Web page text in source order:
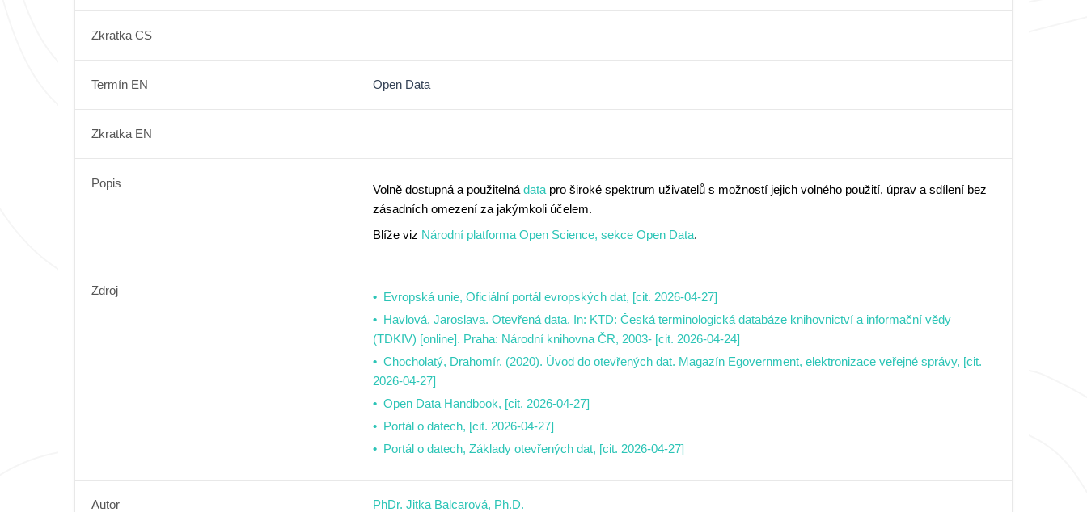
Zkratka CS
Termín EN Open Data
Zkratka EN
Popis Volně dostupná a použitelná data pro široké spektrum uživatelů s možností jejich volného použití, úprav a sdílení bez
zásadních omezení za jakýmkoli účelem.
Blíže viz Národní platforma Open Science, sekce Open Data.
Zdroj
Evropská unie, Oficiální portál evropských dat, [cit. 2026-04-27]
Havlová, Jaroslava. Otevřená data. In: KTD: Česká terminologická databáze knihovnictví a informační vědy
(TDKIV) [online]. Praha: Národní knihovna ČR, 2003- [cit. 2026-04-24]
Chocholatý, Drahomír. (2020). Úvod do otevřených dat. Magazín Egovernment, elektronizace veřejné správy, [cit.
2026-04-27]
Open Data Handbook, [cit. 2026-04-27]
Portál o datech, [cit. 2026-04-27]
Portál o datech, Základy otevřených dat, [cit. 2026-04-27]
Autor PhDr. Jitka Balcarová, Ph.D.